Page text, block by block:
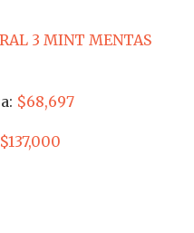
3 MINT MENTAS
$68,697
$137,000